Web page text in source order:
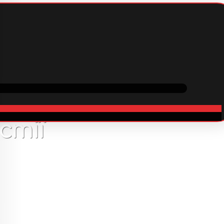
В наявності
1999грн